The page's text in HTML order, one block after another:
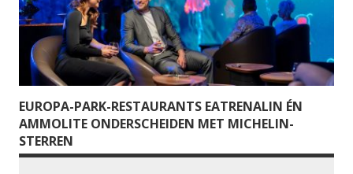
EUROPA-PARK-RESTAURANTS EATRENALIN ÉN
AMMOLITE ONDERSCHEIDEN MET MICHELIN-
STERREN